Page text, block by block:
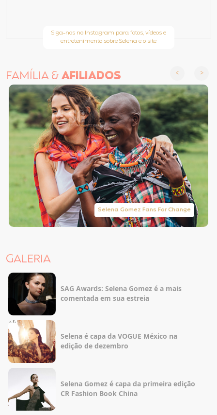
Siga-nos no Instagram para fotos, vídeos e
entretenimento sobre Selena e o site
FAMÍLIA &AFILIADOS
Selena Gomez Fans For Change
GALERIA
SAG Awards: Selena Gomez é a mais
comentada em sua estreia
Selena é capa da VOGUE México na
edição de dezembro
Selena Gomez é capa da primeira edição
CR Fashion Book China